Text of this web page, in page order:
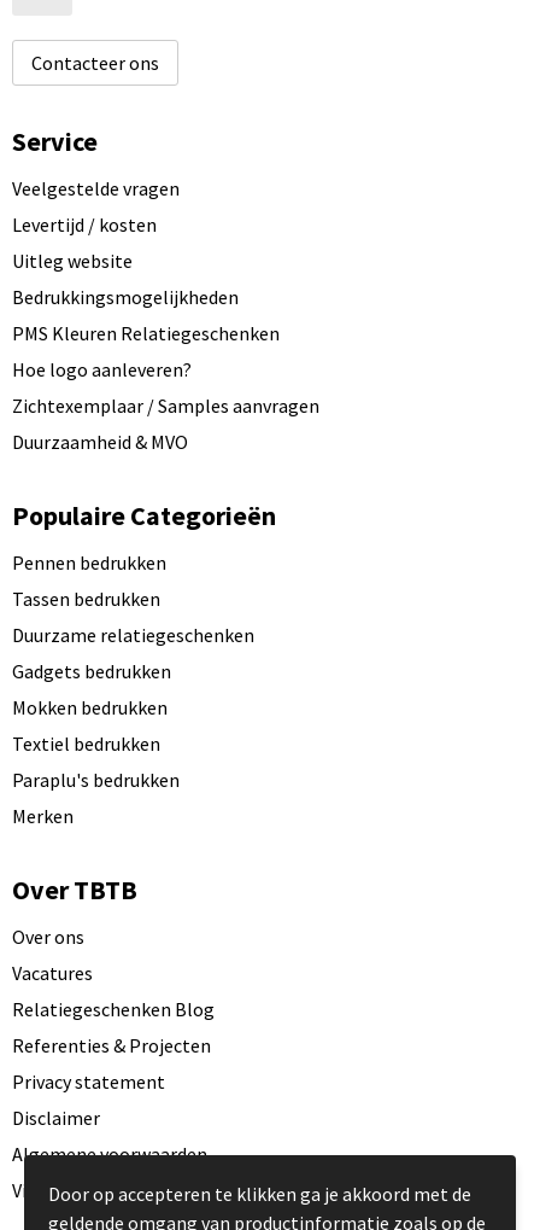
Contacteer ons
Service
Veelgestelde vragen
Levertijd / kosten
Uitleg website
Bedrukkingsmogelijkheden
PMS Kleuren Relatiegeschenken
Hoe logo aanleveren?
Zichtexemplaar / Samples aanvragen
Duurzaamheid & MVO
Populaire Categorieën
Pennen bedrukken
Tassen bedrukken
Duurzame relatiegeschenken
Gadgets bedrukken
Mokken bedrukken
Textiel bedrukken
Paraplu's bedrukken
Merken
Over TBTB
Over ons
Vacatures
Relatiegeschenken Blog
Referenties & Projecten
Privacy statement
Disclaimer
Algemene voorwaarden
Visit our EU website
Door op accepteren te klikken ga je akkoord met de
geldende omgang van productinformatie zoals op de